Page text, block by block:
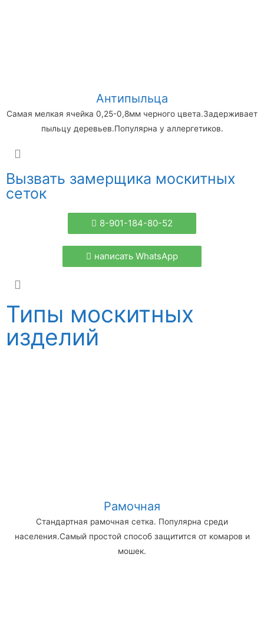
Антипыльца
Самая мелкая ячейка 0,25-0,8мм черного цвета.Задерживает
пыльцу деревьев.Популярна у аллергетиков.
Вызвать замерщика москитных
сеток
8-901-184-80-52
написать WhatsApp
Типы москитных
изделий
Рамочная
Стандартная рамочная сетка. Популярна среди
населения.Самый простой способ защитится от комаров и
мошек.